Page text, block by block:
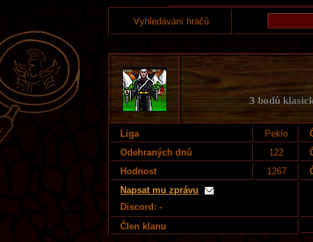
Vyhledávání hráčů
3 bodů
Liga Peklo
Odehraných dnů
122
Hodnost
1267
Napsat mu zprávu
Discord: -
Člen klanu